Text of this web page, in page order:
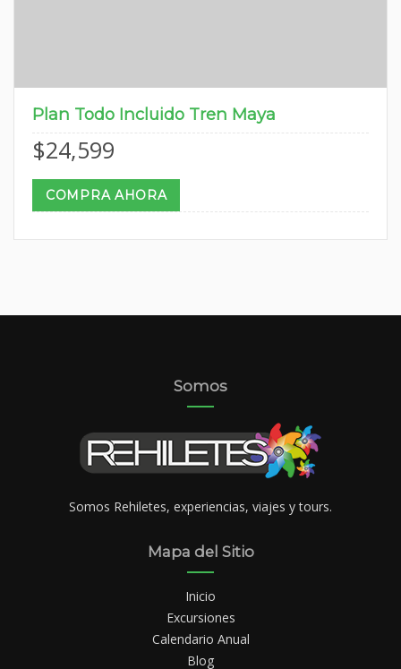
Plan Todo Incluido Tren Maya
$24,599
COMPRA AHORA
Somos
Somos Rehiletes, experiencias, viajes y tours.
Mapa del Sitio
Inicio
Excursiones
Calendario Anual
Blog